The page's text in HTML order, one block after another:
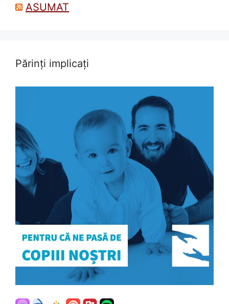
ASUMAT
Părinți implicați